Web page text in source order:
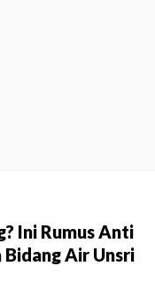
Ini Rumus Anti
Air Unsri